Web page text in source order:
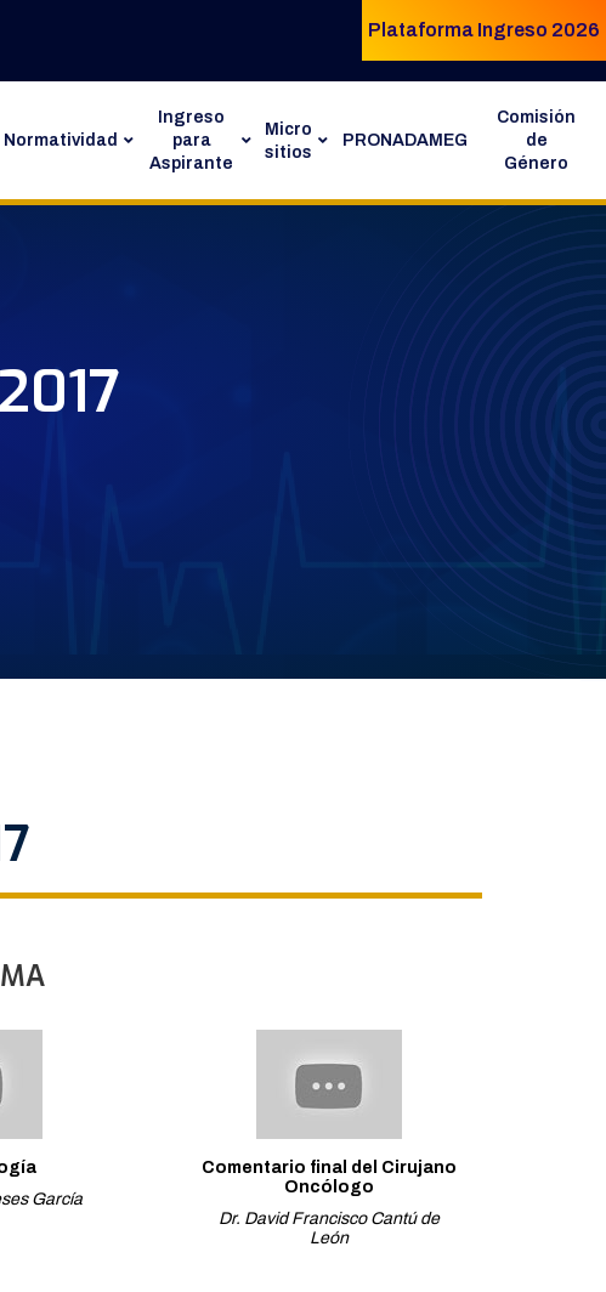
Plataforma Ingreso 2026
Normatividad
Ingreso
para
Aspirante
Micro
sitios
PRONADAMEG
Comisión
de
Género
García
Comentario final del Cirujano
Oncólogo
Dr. David Francisco Cantú de
León